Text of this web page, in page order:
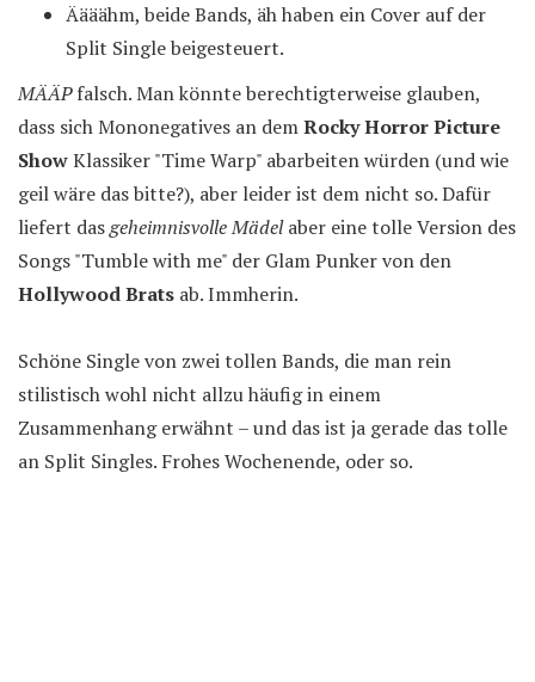
Äääähm, beide Bands, äh haben ein Cover auf der
Split Single beigesteuert.
MÄÄPfalsch. Man könnte berechtigterweise glauben,
dass sich Mononegatives an demRocky Horror Picture
ShowKlassiker "Time Warp" abarbeiten würden (und wie
geil wäre das bitte?), aber leider ist dem nicht so. Dafür
liefert dasgeheimnisvolle Mädelaber eine tolle Version des
Songs "Tumble with me" der Glam Punker von den
Hollywood Brats ab. Immherin.
Schöne Single von zwei tollen Bands, die man rein
stilistisch wohl nicht allzu häufig in einem
Zusammenhang erwähnt – und das ist ja gerade das tolle
an Split Singles. Frohes Wochenende, oder so.